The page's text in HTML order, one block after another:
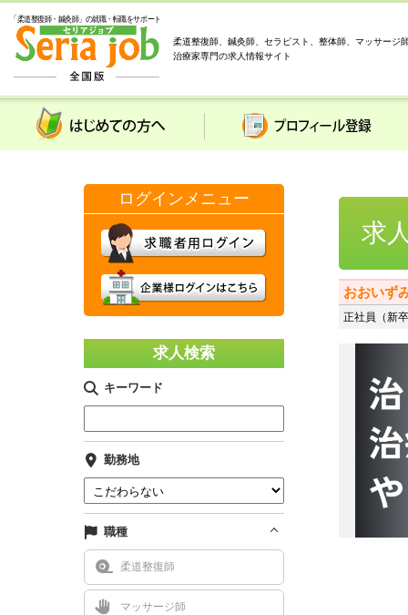
「柔道整復師・鍼灸師」の就職・転職をサポート
柔道整復師、鍼灸師、セラピスト、整体師、マッサージ
治療家専門の求人情報サイト
求人検索
キーワード
勤務地
職種
柔道整復師
マッサージ師
求
おおいず
正社員（新